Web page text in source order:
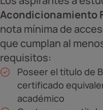
Acondicionamiento
nota mínima de
que cumplan al
requisitos:
Poseer el título de
certificado
académico